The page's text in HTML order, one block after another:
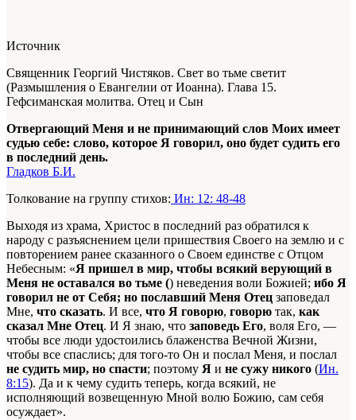
Источник
Священник Георгий Чистяков. Свет во тьме светит
(Размышления о Евангелии от Иоанна). Глава 15.
Гефсиманская молитва. Отец и Сын
Отвергающий Меня и не принимающий слов Моих имеет
судью себе: слово, которое Я говорил, оно будет судить его
в последний день.
Гладков Б.И.
Толкование на группу стихов: Ин: 12: 48-48
Выходя из храма, Христос в последний раз обратился к
народу с разъяснением цели пришествия Своего на землю и с
повторением ранее сказанного о Своем единстве с Отцом
Небесным: «Я пришел в мир, чтобы всякий верующий в
Меня не оставался во тьме () неведения воли Божией; ибо Я
говорил не от Себя; но пославший Меня Отец заповедал
Мне, что сказать. И все, что Я говорю, говорю так, как
сказал Мне Отец. И Я знаю, что заповедь Его, воля Его, —
чтобы все люди удостоились блаженства Вечной Жизни,
чтобы все спаслись; для того-то Он и послал Меня, и послал
не судить мир, но спасти; поэтому Я и не сужу никого (Ин.
8:15). Да и к чему судить теперь, когда всякий, не
исполняющий возвещенную Мной волю Божию, сам себя
осуждает».